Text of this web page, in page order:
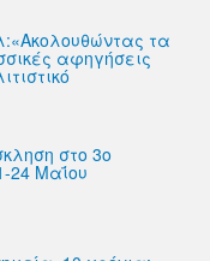
τα
αφηγήσεις
στο 3ο
24 Μαΐου